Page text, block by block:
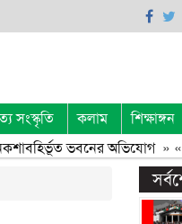
সংস্কৃতি কলাম শিক্ষাঙ্গন
ভবনের অভিযোগ» «